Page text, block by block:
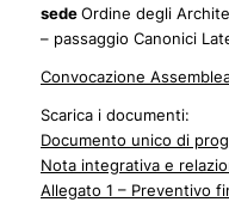
sedeOrdine degli
– passaggio Canonici
Convocazione
Scarica i documenti:
Documento unico di
Nota integrativa e
Allegato 1 – Preventivo